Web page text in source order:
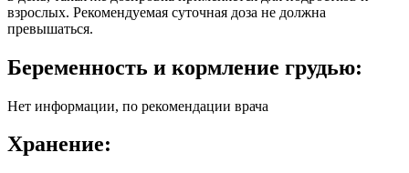
взрослых. Рекомендуемая суточная доза не должна
превышаться.
Беременность и кормление грудью:
Нет информации, по рекомендации врача
Хранение: